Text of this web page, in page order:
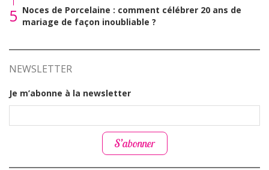
5 Noces de Porcelaine : comment célébrer 20 ans de
mariage de façon inoubliable ?
NEWSLETTER
Je m’abonne à la newsletter
S’abonner